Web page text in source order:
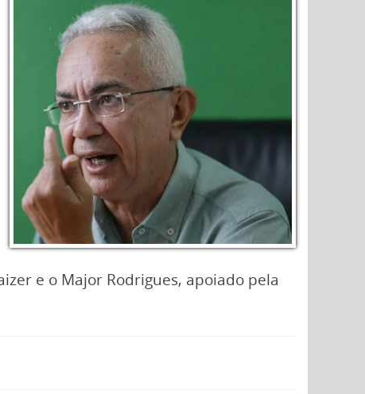
e o Major Rodrigues, apoiado pela